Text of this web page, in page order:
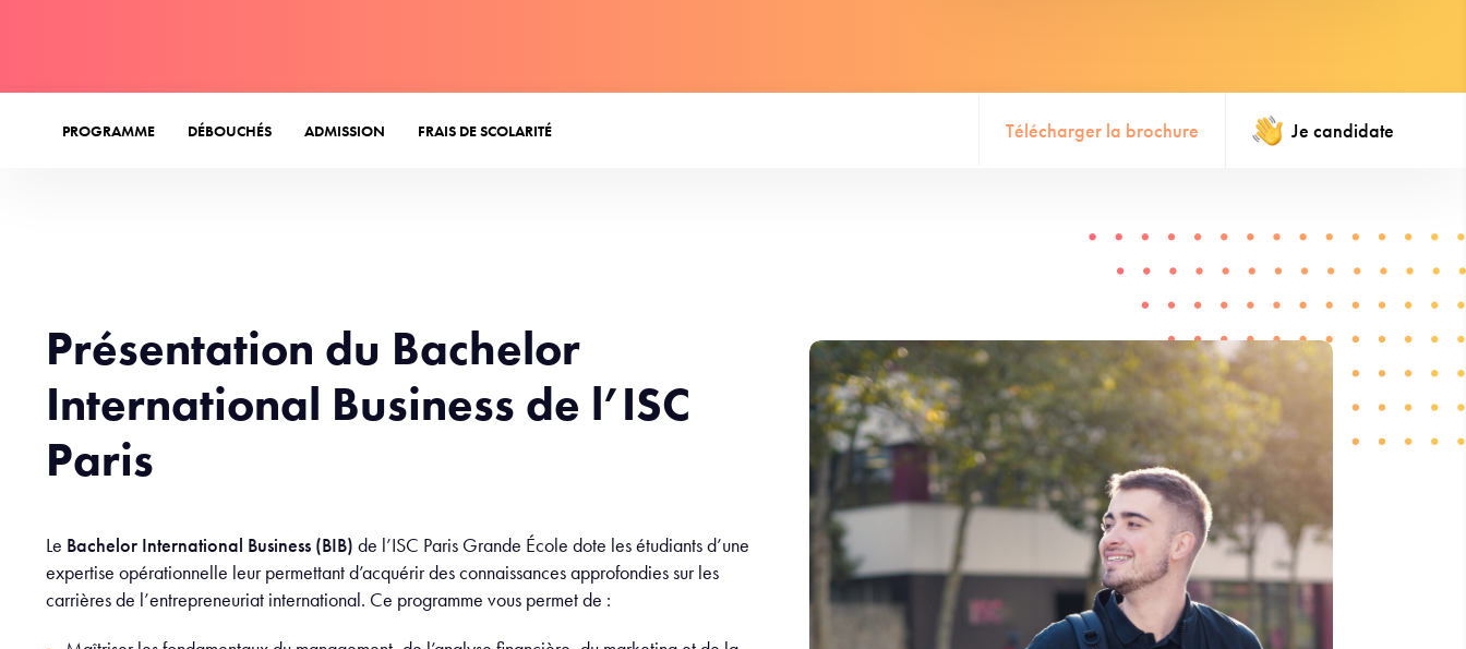
PROGRAMME DÉBOUCHÉS ADMISSION FRAIS DE SCOLARITÉ Télécharger la brochure Je candidate
Présentation du Bachelor
International Business de l’ISC
Paris
Le Bachelor International Business (BIB) de l’ISC Paris Grande École dote les étudiants d’une
expertise opérationnelle leur permettant d’acquérir des connaissances approfondies sur les
carrières de l’entrepreneuriat international. Ce programme vous permet de :